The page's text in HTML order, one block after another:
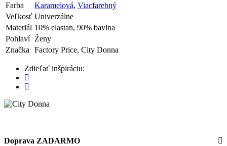
Farba
Karamelová, Viacfarebný
Veľkosť Univerzálne
Materiál 10% elastan, 90% bavlna
Pohlaví Ženy
Značka
Factory Price, City Donna
Zdieľať inšpiráciu:
Doprava ZADARMO